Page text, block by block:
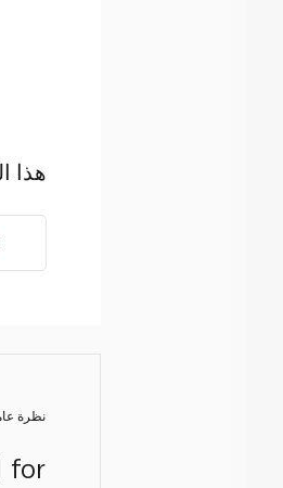
هذا
نظرة
for